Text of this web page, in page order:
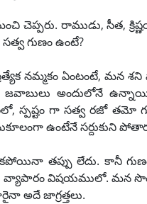
చెప్పరు. రాముడు, సీత,
గుణం ఉంటే?
నమ్మకం ఏంటంటే, మన
జవాబులు అందులోనే
గా సత్వ రజో తమో గుణ
ఉంటేనే సర్దుకుని
తప్పు లేదు. కానీ
వ్యాపారం విషయములో. మన
అదే జాగ్రత్తలు.